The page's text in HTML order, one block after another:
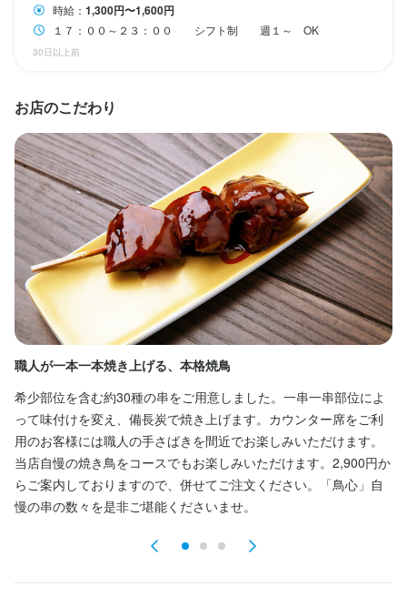
ヘルプ・お問い合わせフォーム
掲載をご検討の店舗様へ
利用規約
企業情報
時給： 1,300円〜1,600円
１７：００～２３：００ シフト制 週１～ OK
30日以上前
お店のこだわり
職人が一本一本焼き上げる、本格焼鳥
希少部位を含む約30種の串をご用意しました。一串一串部位によ
って味付けを変え、備長炭で焼き上げます。カウンター席をご利
用のお客様には職人の手さばきを間近でお楽しみいただけます。
当店自慢の焼き鳥をコースでもお楽しみいただけます。2,900円か
らご案内しておりますので、併せてご注文ください。「鳥心」自
慢の串の数々を是非ご堪能くださいませ。
・契約期間の定めなし
・社会保険完備（厚生年金、雇用保険、健康保険、労災保険）
・受動喫煙防止措置：屋内原則禁煙（喫煙専用室あり）
まかない・食事補助あり
特徴
履歴書不要 学歴不問 未経験者歓迎 フリーター歓迎 大学生歓迎
留学生歓迎
主婦・主夫歓迎
駅チカ(徒歩5分以内) 応募者全員と面接 面接1回 即日勤務OK
仕事内容
当店のホールスタッフとして、主にご来店されたお客様のご案内
や注文受付、料理やドリンクの提供、テーブルの片付けなど、接
客業務全般をお任せします。焼き鳥や居酒屋メニュー、ワインバ
ーとしてのサービスも大切にしていますので、幅広い業務を経験
できます。
1日あたりの平均対応卓数は11～15卓程度です。ピークタイムに
は忙しさもありますが、スタッフ同士で声を掛け合いながら分担
して進めているため、負担が偏ることなく安心して働けます。無
理のないシフトやポジション分けも行っています。
未経験の方でも安心してスタートできるよう、入社後は必ず先輩